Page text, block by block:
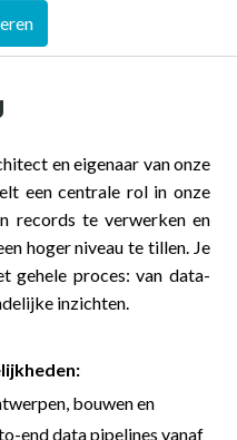
en eigenaar van onze
een centrale rol in onze
records te verwerken en
hoger niveau te tillen. Je
gehele proces: van data-
inzichten.
bouwen en
end data pipelines vanaf